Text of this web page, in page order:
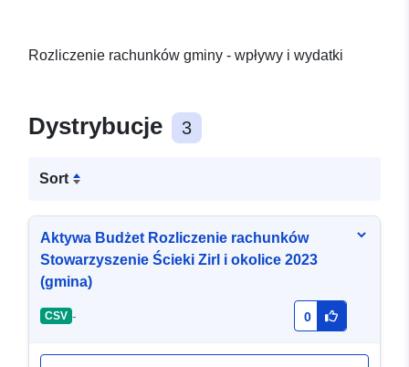
Rozliczenie rachunków gminy - wpływy i wydatki
Dystrybucje 3
Sort
Aktywa Budżet Rozliczenie rachunków
Stowarzyszenie Ścieki Zirl i okolice 2023
(gmina)
CSV - 0